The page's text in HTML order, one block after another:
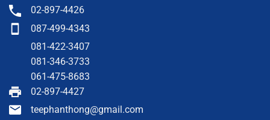
02-897-4426
087-499-4343
081-422-3407
081-346-3733
061-475-8683
02-897-4427
teephanthong@gmail.com